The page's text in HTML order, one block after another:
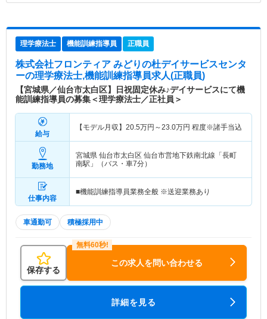
理学療法士 機能訓練指導員 正職員
株式会社フロンティア みどりの杜デイサービスセンタ
ーの理学療法士,機能訓練指導員求人(正職員)
【宮城県／仙台市太白区】日祝固定休み♪デイサービスにて機
能訓練指導員の募集＜理学療法士／正社員＞
給与
【モデル月収】 20.5万円～23.0万円 程度※諸手当込
勤務地
宮城県 仙台市太白区 仙台市営地下鉄南北線「長町
南駅」（バス・車7分）
仕事内容
■機能訓練指導員業務全般 ※送迎業務あり
車通勤可 積極採用中
保存する
この求人を問い合わせる
詳細を見る